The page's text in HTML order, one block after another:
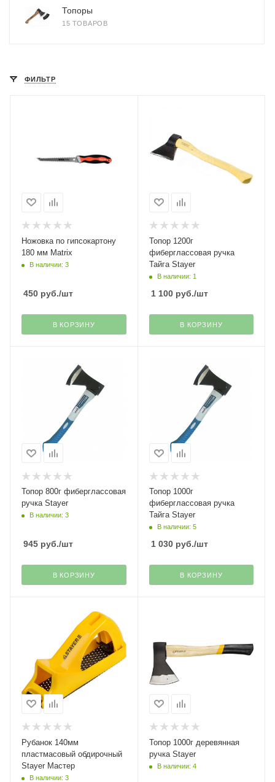
Топоры
15 ТОВАРОВ
ФИЛЬТР
Ножовка по гипсокартону
180 мм Matrix
В наличии: 3
450 руб./шт
В КОРЗИНУ
Топор 1200г
фиберглассовая ручка
Тайга Stayer
В наличии: 1
1 100руб./шт
В КОРЗИНУ
Топор 800г фиберглассовая
ручка Stayer
В наличии: 3
945 руб./шт
В КОРЗИНУ
Топор 1000г
фиберглассовая ручка
Тайга Stayer
В наличии: 5
1 030руб./шт
В КОРЗИНУ
Рубанок 140мм
пластмасовый обдирочный
Stayer Мастер
В наличии: 3
Топор 1000г деревянная
ручка Stayer
В наличии: 4